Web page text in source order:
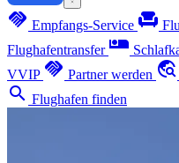
handshake Empfangs-Service chair
Flughafentransfer airline_seat_individual_suite
VVIP handshake Partner werden travel_explore
search Flughafen finden